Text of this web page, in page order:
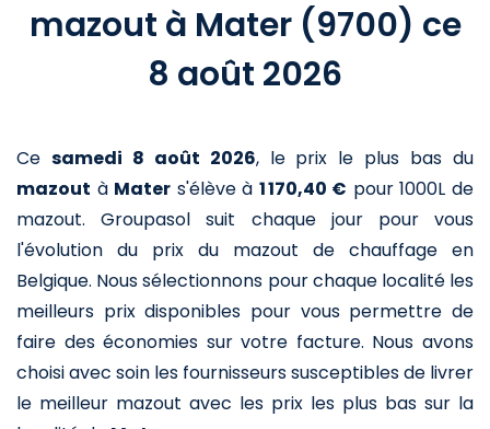
mazout à Mater (9700) ce
8 août 2026
Ce samedi 8 août 2026, le prix le plus bas du
mazout à Mater s'élève à 1 170,40 € pour 1000L de
mazout. Groupasol suit chaque jour pour vous
l'évolution du prix du mazout de chauffage en
Belgique. Nous sélectionnons pour chaque localité les
meilleurs prix disponibles pour vous permettre de
faire des économies sur votre facture. Nous avons
choisi avec soin les fournisseurs susceptibles de livrer
le meilleur mazout avec les prix les plus bas sur la